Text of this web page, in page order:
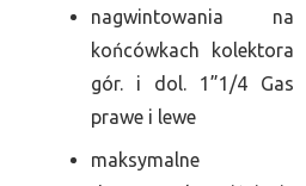
nagwintowania na
końcówkach kolektora
gór. i dol. 1”1/4 Gas
prawe i lewe
maksymalne